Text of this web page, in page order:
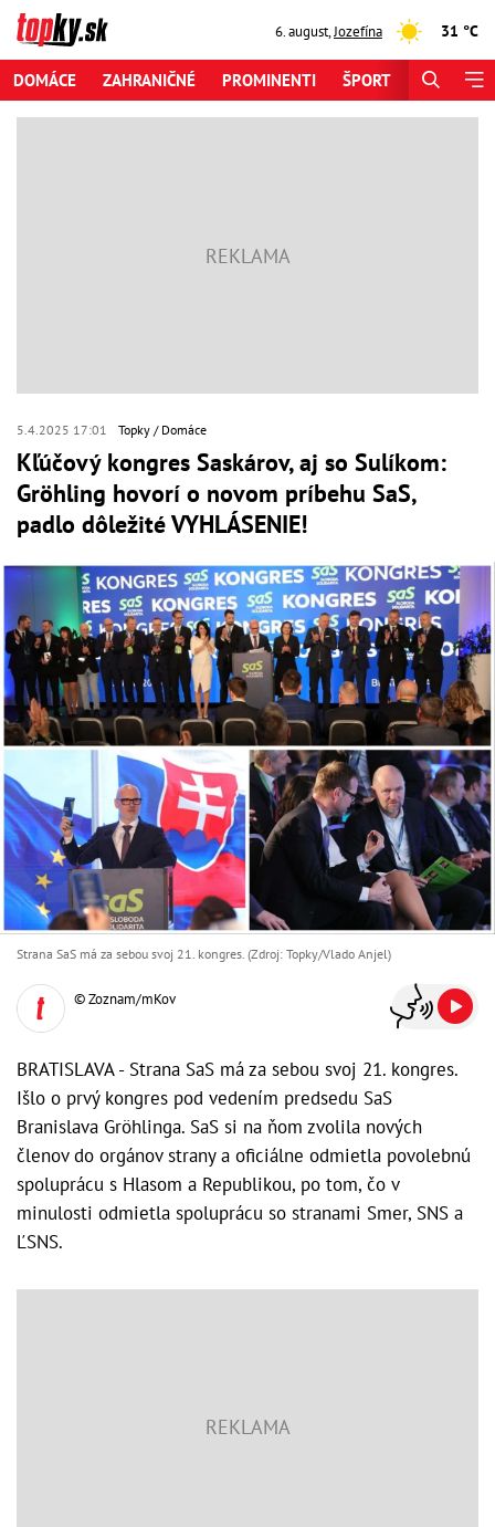
6. august,Jozefína 31 °C
DOMÁCE ZAHRANIČNÉ PROMINENTI ŠPORT
5.4.2025 17:01 Topky Domáce
Kľúčový kongres Saskárov, aj so Sulíkom:
Gröhling hovorí o novom príbehu SaS,
padlo dôležité VYHLÁSENIE!
Strana SaS má za sebou svoj 21. kongres. (Zdroj: Topky/Vlado Anjel)
© Zoznam/mKov
BRATISLAVA - Strana SaS má za sebou svoj 21. kongres.
Išlo o prvý kongres pod vedením predsedu SaS
Branislava Gröhlinga. SaS si na ňom zvolila nových
členov do orgánov strany a oficiálne odmietla povolebnú
spoluprácu s Hlasom a Republikou, po tom, čo v
minulosti odmietla spoluprácu so stranami Smer, SNS a
ĽSNS.